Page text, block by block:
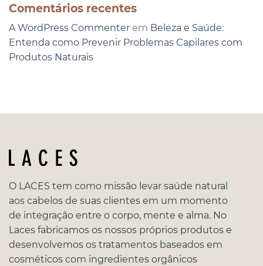
Comentários recentes
A WordPress Commenter em Beleza e Saúde:
Entenda como Prevenir Problemas Capilares com
Produtos Naturais
O LACES tem como missão levar saúde natural
aos cabelos de suas clientes em um momento
de integração entre o corpo, mente e alma. No
Laces fabricamos os nossos próprios produtos e
desenvolvemos os tratamentos baseados em
cosméticos com ingredientes orgânicos